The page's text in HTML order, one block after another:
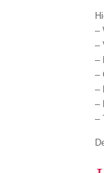
–
–
–
–
–
–
–